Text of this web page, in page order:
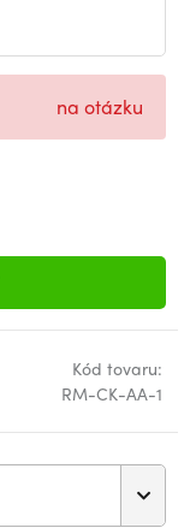
na otázku
Kód tovaru:
RM-CK-AA-1